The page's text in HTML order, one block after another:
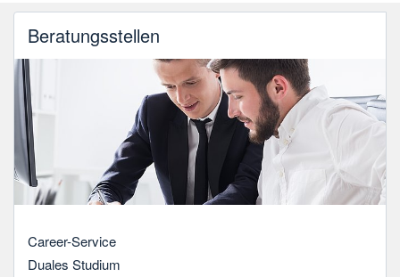
Beratungsstellen
Career-Service
Duales Studium